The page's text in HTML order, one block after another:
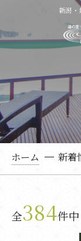
新潟
ホーム 新着
全384件